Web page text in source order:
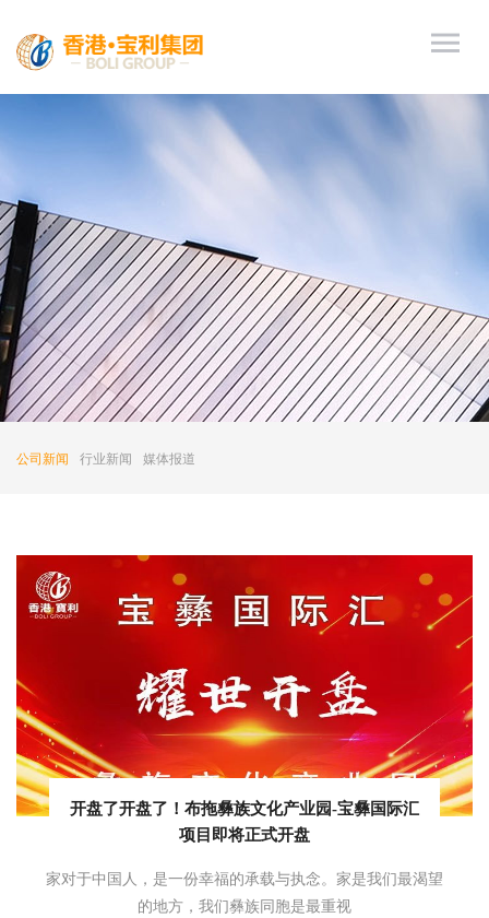
公司新闻 行业新闻 媒体报道
开盘了开盘了！布拖彝族文化产业园-宝彝国际汇
项目即将正式开盘
家对于中国人，是一份幸福的承载与执念。家是我们最渴望
的地方，我们彝族同胞是最重视